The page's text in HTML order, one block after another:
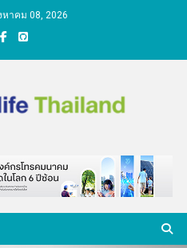
หาคม 08, 2026
มคิด ชีวิตกับ
กรรม